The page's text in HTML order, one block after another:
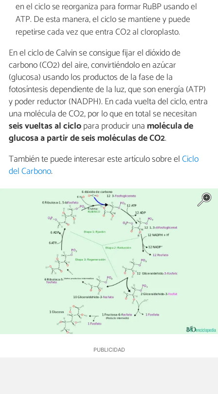
en el ciclo se reorganiza para formar RuBP usando el
ATP. De esta manera, el ciclo se mantiene y puede
repetirse cada vez que entra CO2 al cloroplasto.
En el ciclo de Calvin se consigue fijar el dióxido de
carbono (CO2) del aire, convirtiéndolo en azúcar
(glucosa) usando los productos de la fase de la
fotosíntesis dependiente de la luz, que son energía (ATP)
y poder reductor (NADPH). En cada vuelta del ciclo, entra
una molécula de CO2, por lo que en total se necesitan
seis vueltas al ciclopara producir una molécula de
glucosa a partir de seis moléculas de CO2.
También te puede interesar este artículo sobre elCiclo
del Carbono.